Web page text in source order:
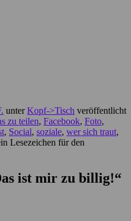
unterKopf->Tisch veröffentlicht
zu teilen, Facebook, Foto,
, Social, soziale, wer sich traut,
Lesezeichen für den
ist mir zu billig!“